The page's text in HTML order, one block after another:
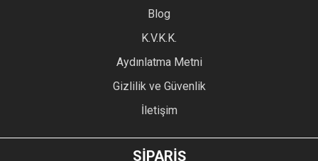
Ürün bilgilerinde hatalar bulunuyor.
Ürün fiyatı diğer sitelerden daha pahalı.
GÖNDER
Blog
K.V.K.K.
Aydınlatma Metni
Gizlilik ve Güvenlik
İletişim
SİPARİŞ